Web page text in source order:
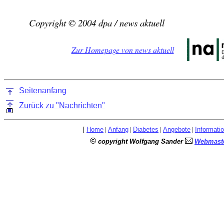
Copyright © 2004 dpa / news aktuell
Zur Homepage von news aktuell
Seitenanfang
Zurück zu "Nachrichten"
[ Home | Anfang | Diabetes | Angebote |
© copyright Wolfgang Sander